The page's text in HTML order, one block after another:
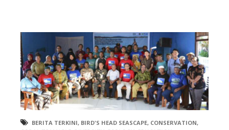
BERITA TERKINI, BIRD'S HEAD SEASCAPE, CONSERVATION,